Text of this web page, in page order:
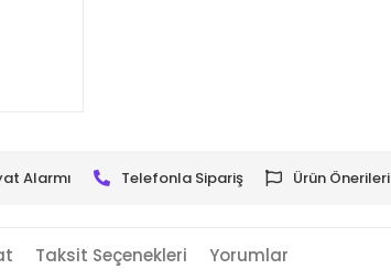
Alarmı Telefonla Sipariş Ürün Önerileri
Taksit Seçenekleri Yorumlar